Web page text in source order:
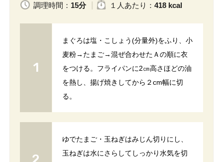
調理時間： 15分 １人 あたり ： 418 kcal
まぐろは塩・こしょう(分量外)をふり、小
麦粉→たまご→混ぜ合わせたＡの順に衣
をつける。フライパンに2㎝高さほどの油
を熱し、揚げ焼きしてから２cm幅に切
る。
ゆでたまご・玉ねぎはみじん切りにし、
玉ねぎは水にさらしてしっかり水気を切